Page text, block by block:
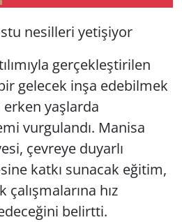
nesilleri yetişiyor
gerçekleştirilen
gelecek inşa edebilmek
yaşlarda
vurgulandı. Manisa
çevreye duyarlı
katkı sunacak eğitim,
çalışmalarına hız
belirtti.